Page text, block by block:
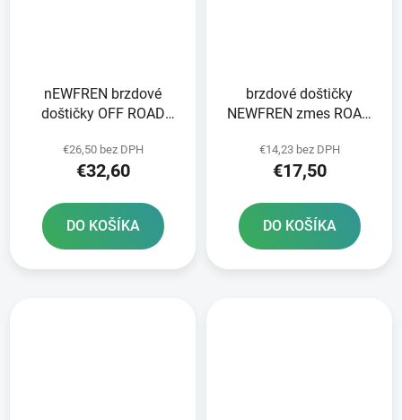
nEWFREN brzdové
doštičky OFF ROAD
balení
€26,50 bez DPH
€32,60
DO KOŠÍKA
brzdové doštičky
NEWFREN zmes ROAD
v balení
€14,23 bez DPH
€17,50
DO KOŠÍKA